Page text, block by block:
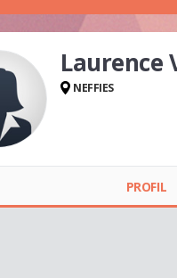
Laurence
NEFFIES
PROFIL